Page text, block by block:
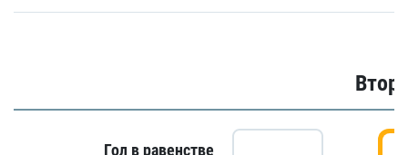
Гол в равенстве